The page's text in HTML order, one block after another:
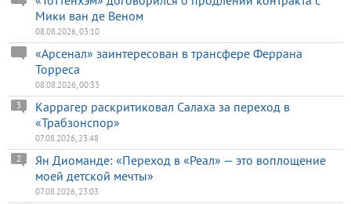
Мики ван де Веном
08.08.2026, 03:10
«Арсенал» заинтересован в трансфере Феррана
Торреса
08.08.2026, 00:33
Каррагер раскритиковал Салаха за переход в
«Трабзонспор»
3
07.08.2026, 23:48
Ян Диоманде: «Переход в «Реал» — это воплощение
моей детской мечты»
2
07.08.2026, 23:03